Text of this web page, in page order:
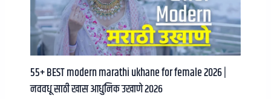
55+ BEST modern marathi ukhane for female 2026 |
नववधू साठी खास आधुनिक उखाणे २०२६